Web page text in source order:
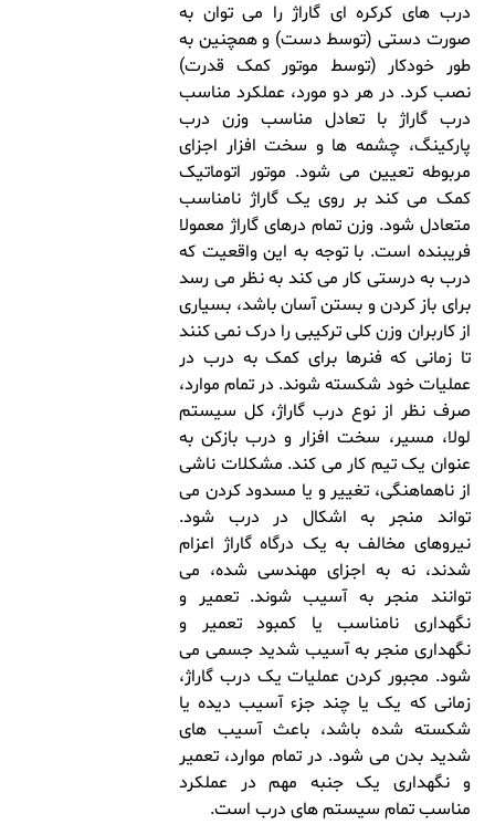
درب های کرکره ای گاراژ را می توان به
صورت دستی (توسط دست) و همچنین به
طور خودکار (توسط موتور کمک قدرت)
نصب کرد. در هر دو مورد، عملکرد مناسب
درب گاراژ با تعادل مناسب وزن درب
پارکینگ، چشمه ها و سخت افزار اجزای
مربوطه تعیین می شود. موتور اتوماتیک
کمک می کند بر روی یک گاراژ نامناسب
متعادل شود. وزن تمام درهای گاراژ معمولا
فریبنده است. با توجه به این واقعیت که
درب به درستی کار می کند به نظر می رسد
برای باز کردن و بستن آسان باشد، بسیاری
از کاربران وزن کلی ترکیبی را درک نمی کنند
تا زمانی که فنرها برای کمک به درب در
عملیات خود شکسته شوند. در تمام موارد،
صرف نظر از نوع درب گاراژ، کل سیستم
لولا، مسیر، سخت افزار و درب بازکن به
عنوان یک تیم کار می کند. مشکلات ناشی
از ناهماهنگی، تغییر و یا مسدود کردن می
تواند منجر به اشکال در درب شود.
نیروهای مخالف به یک درگاه گاراژ اعزام
شدند، نه به اجزای مهندسی شده، می
توانند منجر به آسیب شوند. تعمیر و
نگهداری نامناسب یا کمبود تعمیر و
نگهداری منجر به آسیب شدید جسمی می
شود. مجبور کردن عملیات یک درب گاراژ،
زمانی که یک یا چند جزء آسیب دیده یا
شکسته شده باشد، باعث آسیب های
شدید بدن می شود. در تمام موارد، تعمیر
و نگهداری یک جنبه مهم در عملکرد
مناسب تمام سیستم های درب است.